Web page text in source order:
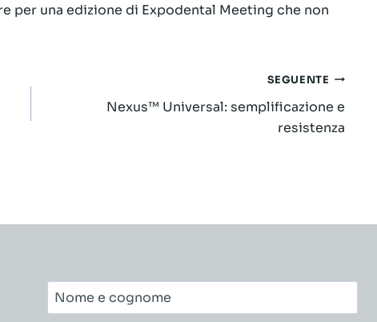
per una edizione di Expodental Meeting che non
SEGUENTE
Nexus™ Universal: semplificazione e
resistenza
Nome
e